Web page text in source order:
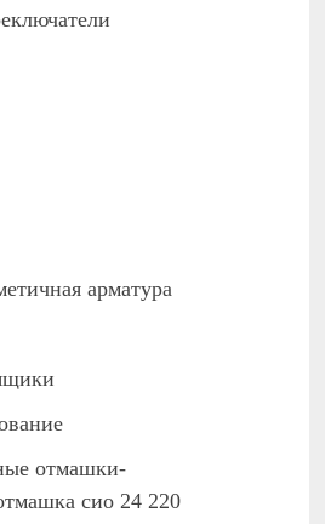
арматура
отмашки-
сио 24 220